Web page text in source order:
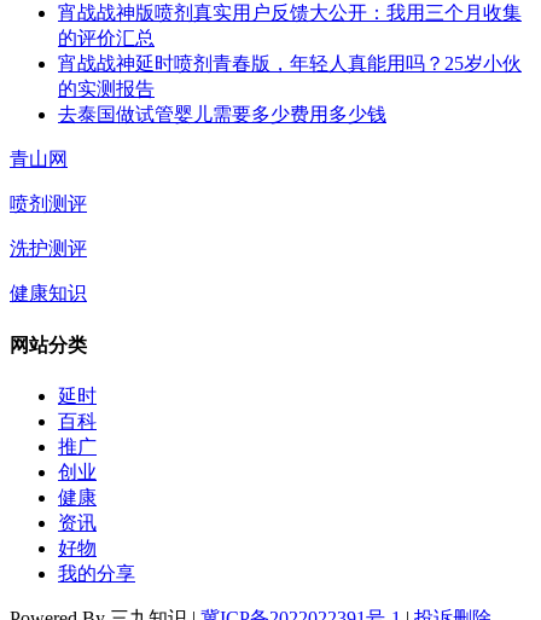
宵战战神版喷剂真实用户反馈大公开：我用三个月收集
的评价汇总
宵战战神延时喷剂青春版，年轻人真能用吗？25岁小伙
的实测报告
去泰国做试管婴儿需要多少费用多少钱
青山网
喷剂测评
洗护测评
健康知识
网站分类
延时
百科
推广
创业
健康
资讯
好物
我的分享